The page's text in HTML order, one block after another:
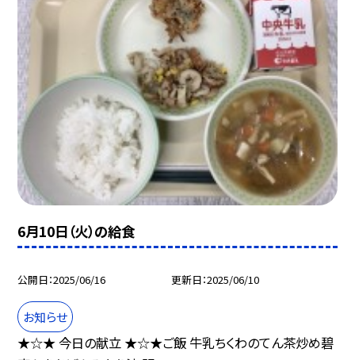
6月10日（火）の給食
公開日 2025/06/16 更新日 2025/06/10
お知らせ
★☆★ 今日の献立 ★☆★ご飯 牛乳ちくわのてん茶炒め碧